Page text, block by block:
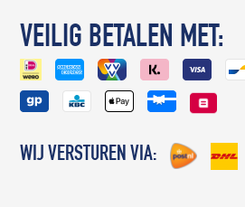
VEILIG BETALEN MET:
WIJ VERSTUREN VIA: